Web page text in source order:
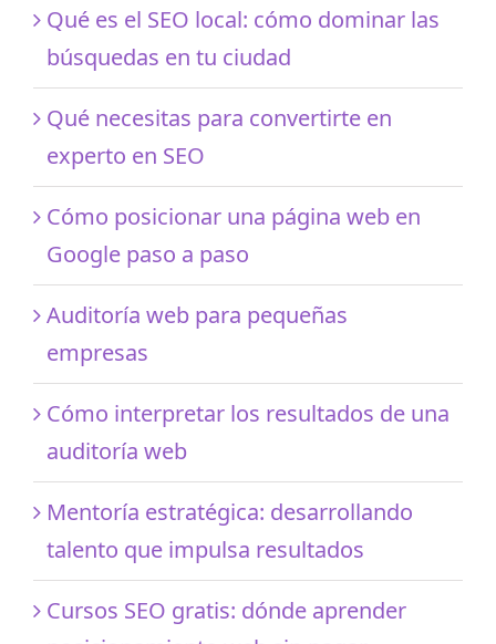
Qué es el SEO local: cómo dominar las
búsquedas en tu ciudad
Qué necesitas para convertirte en
experto en SEO
Cómo posicionar una página web en
Google paso a paso
Auditoría web para pequeñas
empresas
Cómo interpretar los resultados de una
auditoría web
Mentoría estratégica: desarrollando
talento que impulsa resultados
Cursos SEO gratis: dónde aprender